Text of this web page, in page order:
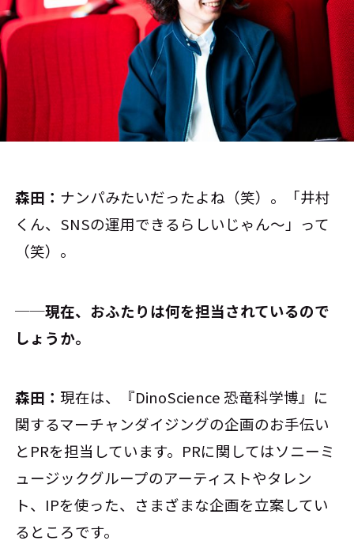
森田： ナンパみたいだったよね（笑）。「井村
くん、SNSの運用できるらしいじゃん～」って
（笑）。
──現在、おふたりは何を担当されているので
しょうか。
森田：現在は、『DinoScience 恐竜科学博』に
関するマーチャンダイジングの企画のお手伝い
とPRを担当しています。PRに関してはソニーミ
ュージックグループのアーティストやタレン
ト、IPを使った、さまざまな企画を立案してい
るところです。